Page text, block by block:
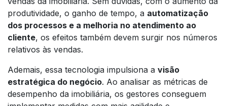
produtividade, o ganho de tempo, a automatização
dos processos e a melhoria no atendimento ao
cliente, os efeitos também devem surgir nos números
relativos às vendas.
Ademais, essa tecnologia impulsiona a visão
estratégica do negócio. Ao analisar as métricas de
desempenho da imobiliária, os gestores conseguem